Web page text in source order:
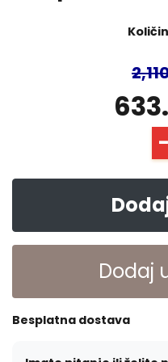
Dodaj
Besplatna dostava